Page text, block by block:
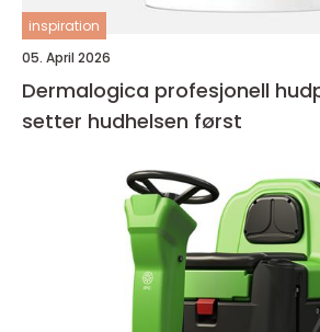
inspiration
05. April 2026
Dermalogica profesjonell hudpleie som
setter hudhelsen først